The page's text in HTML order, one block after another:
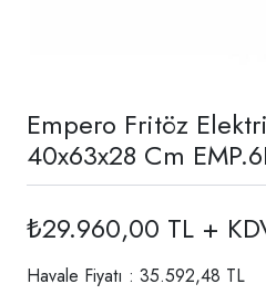
Empero Fritöz
40x63x28 Cm
₺29.960,00 TL +
Havale Fiyatı : 35.592,48 TL